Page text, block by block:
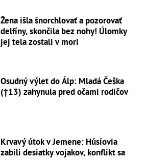
Žena išla šnorchlovať a pozorovať
delfíny, skončila bez nohy! Úlomky
jej tela zostali v mori
Osudný výlet do Álp: Mladá Češka
(†13) zahynula pred očami rodičov
Krvavý útok v Jemene: Húsíovia
zabili desiatky vojakov, konflikt sa